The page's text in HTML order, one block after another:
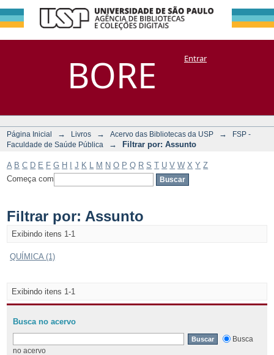
BORE
Filtrar por:
Assunto
DSpace/Manakin + CoriscoEntrar
Página Inicial → Livros → Acervo das Bibliotecas da USP →
FSP -
Faculdade de Saúde Pública
→ Filtrar por: Assunto
A B C D E F G H J K M N O P Q R S T U V W X Y Z
Começa com
Filtrar por: Assunto
Exibindo itens 1-1
QUÍMICA (1)
Exibindo itens 1-1
Busca no acervo
Busca
no acervo